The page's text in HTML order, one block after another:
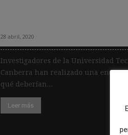
28 abril, 2020
Investigadores de la Universidad
Canberra han realizado una
qué deberían...
Leer más